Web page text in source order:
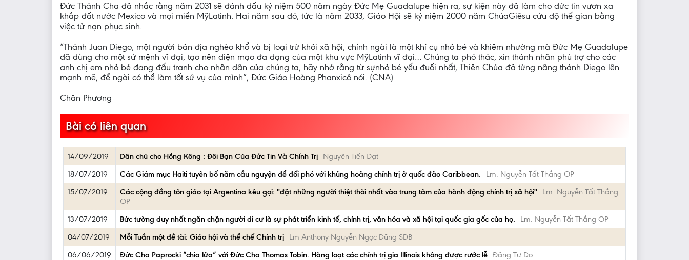
Đức Thánh Cha đã nhắc rằng năm 2031 sẽ đánh dấu kỷ niệm 500 năm ngày Đức Mẹ Guadalupe hiện ra, sự kiện này đã làm cho đức tin vươn xa
khắp đất nước Mexico và mọi miền MỹLatinh. Hai năm sau đó, tức là năm 2033, Giáo Hội sẽ kỷ niệm 2000 năm ChúaGiêsu cứu độ thế gian bằng
việc tử nạn phục sinh.
“Thánh Juan Diego, một người bản địa nghèo khổ và bị loại trừ khỏi xã hội, chính ngài là một khí cụ nhỏ bé và khiêm nhường mà Đức Mẹ Guadalupe
đã dùng cho một sứ mệnh vĩ đại, tạo nên diện mạo đa dạng của một khu vực MỹLatinh vĩ đại… Chúng ta phó thác, xin thánh nhân phù trợ cho các
anh chị em nhỏ bé đang đấu tranh cho nhân dân của chúng ta, hãy nhớ rằng từ sựnhỏ bé yếu đuối nhất, Thiên Chúa đã từng nâng thánh Diego lên
mạnh mẽ, để ngài có thể làm tốt sứ vụ của mình”, Đức Giáo Hoàng Phanxicô nói. (CNA)
Chân Phương
Bài có liên quan
14/09/2019 Dân chủ cho Hồng Kông : Đôi Bạn Của Đức Tin Và Chính Trị
Nguyễn Tiến Đạt
18/07/2019
Các Giám mục Haiti tuyên bố năm cầu nguyện để đối phó với khủng hoảng chính trị ở quốc đảo Caribbean.
Lm. Nguyễn Tất Thắng OP
15/07/2019
Các cộng đồng tôn giáo tại Argentina kêu gọi: ''đặt những người thiệt thòi nhất vào trung tâm của hành động chính trị xã hội''
Lm. Nguyễn Tất Thắng
OP
13/07/2019
Bức tường duy nhất ngăn chặn người di cư là sự phát triển kinh tế, chính trị, văn hóa và xã hội tại quốc gia gốc của họ.
Lm. Nguyễn Tất Thắng OP
04/07/2019
Mỗi Tuần một đề tài: Giáo hội và thể chế Chính trị
Lm Anthony Nguyễn Ngọc Dũng SDB
06/06/2019
Đức Cha Paprocki “chia lửa” với Đức Cha Thomas Tobin. Hàng loạt các chính trị gia Illinois không được rước lễ Đặng Tự Do